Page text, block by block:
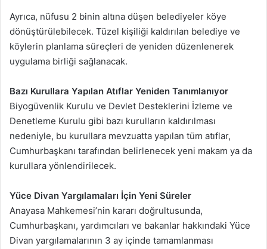
Ayrıca, nüfusu 2 binin altına düşen belediyeler köye
dönüştürülebilecek. Tüzel kişiliği kaldırılan belediye ve
köylerin planlama süreçleri de yeniden düzenlenerek
uygulama birliği sağlanacak.
Bazı Kurullara Yapılan Atıflar Yeniden Tanımlanıyor
Biyogüvenlik Kurulu ve Devlet Desteklerini İzleme ve
Denetleme Kurulu gibi bazı kurulların kaldırılması
nedeniyle, bu kurullara mevzuatta yapılan tüm atıflar,
Cumhurbaşkanı tarafından belirlenecek yeni makam ya da
kurullara yönlendirilecek.
Yüce Divan Yargılamaları İçin Yeni Süreler
Anayasa Mahkemesi’nin kararı doğrultusunda,
Cumhurbaşkanı, yardımcıları ve bakanlar hakkındaki Yüce
Divan yargılamalarının 3 ay içinde tamamlanması